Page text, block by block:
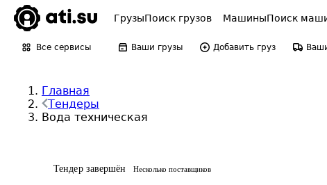
ГрузыПоиск грузов МашиныПоиск
Все сервисы Ваши грузы Добавить груз
Главная
Тендеры
Вода техническая
Тендер завершён Несколько поставщиков